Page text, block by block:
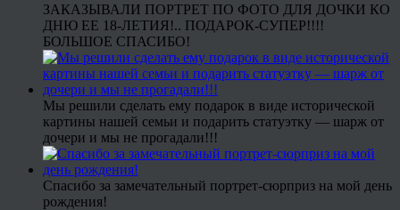
ЗАКАЗЫВАЛИ ПОРТРЕТ ПО ФОТО ДЛЯ ДОЧКИ КО
ДНЮ ЕЕ 18-ЛЕТИЯ!.. ПОДАРОК-СУПЕР!!!!
БОЛЬШОЕ СПАСИБО!
Мы решили сделать ему подарок в виде исторической
картины нашей семьи и подарить статуэтку — шарж от
дочери и мы не прогадали!!!
Спасибо за замечательный портрет-сюрприз на мой день
рождения!